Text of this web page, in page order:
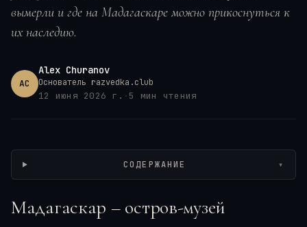
вымерли и где на Мадагаскаре можно прикоснуться к
их наследию.
AC
Alex Churanov
Основатель razvedka.club
12 июня 2026 г. · 5 мин чтения
СОДЕРЖАНИЕ ▾
Мадагаскар – остров-музей